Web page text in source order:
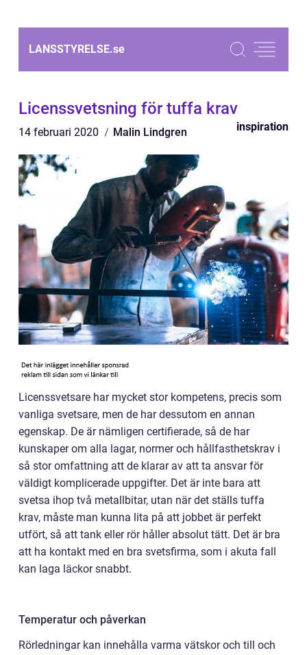
LANSSTYRELSE.se
Licenssvetsning för tuffa krav
14 februari 2020 Malin Lindgren inspiration
Licenssvetsare har mycket stor kompetens, precis som
vanliga svetsare, men de har dessutom en annan
egenskap. De är nämligen certifierade, så de har
kunskaper om alla lagar, normer och hållfasthetskrav i
så stor omfattning att de klarar av att ta ansvar för
väldigt komplicerade uppgifter. Det är inte bara att
svetsa ihop två metallbitar, utan när det ställs tuffa
krav, måste man kunna lita på att jobbet är perfekt
utfört, så att tank eller rör håller absolut tätt. Det är bra
att ha kontakt med en bra svetsfirma, som i akuta fall
kan laga läckor snabbt.
Temperatur och påverkan
Rörledningar kan innehålla varma vätskor och till och